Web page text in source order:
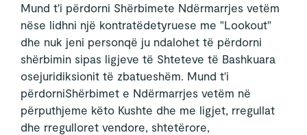
Mund t'i përdorni Shërbimete Ndërmarrjes vetëm
nëse lidhni një kontratëdetyruese me "Lookout"
dhe nuk jeni personqë ju ndalohet të përdorni
shërbimin sipas ligjeve të Shteteve të Bashkuara
osejuridiksionit të zbatueshëm. Mund t'i
përdorniShërbimet e Ndërmarrjes vetëm në
përputhjeme këto Kushte dhe me ligjet, rregullat
dhe rregulloret vendore, shtetërore,